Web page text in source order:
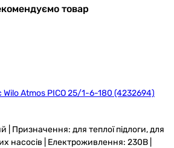
товар
Atmos PICO 25/1-6-180 (4232694)
Призначення: для теплої підлоги, для
насосів | Електроживлення: 230В |